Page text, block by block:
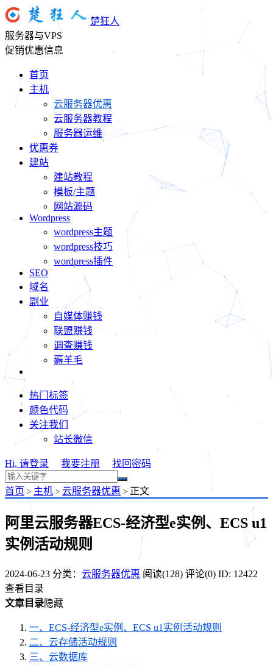
楚狂人
服务器与VPS
促销优惠信息
首页
主机
云服务器优惠
云服务器教程
服务器运维
优惠券
建站
建站教程
模板/主题
网站源码
Wordpress
wordpress主题
wordpress技巧
wordpress插件
SEO
域名
副业
自媒体赚钱
联盟赚钱
调查赚钱
薅羊毛
热门标签
颜色代码
关注我们
站长微信
Hi, 请登录 我要注册 找回密码
首页 > 主机 > 云服务器优惠 > 正文
阿里云服务器ECS-经济型e实例、ECS u1
实例活动规则
2024-06-23 分类： 云服务器优惠 阅读(128) 评论(0) ID: 12422
查看目录
文章目录隐藏
一、ECS-经济型e实例、ECS u1实例活动规则
二、云存储活动规则
三、云数据库